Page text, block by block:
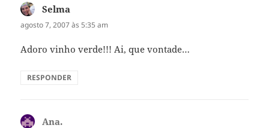
Selma
agosto 7, 2007 às 5:35 am
Adoro vinho verde!!! Ai, que vontade…
RESPONDER
Ana.